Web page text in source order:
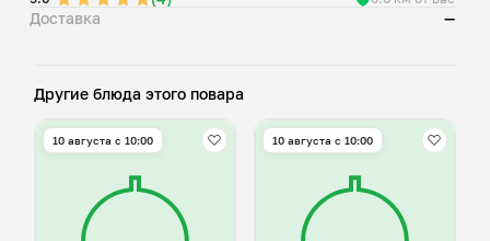
Доставка —
Другие блюда этого повара
10 августа с 10:00 10 августа с 10:00